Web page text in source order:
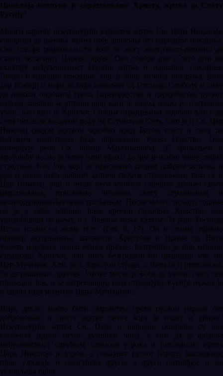
Николаја потпуно је сараспињање Христу, жртва за Свету
Русију“.
Многи одричу искупљујући карактер жртве Св. Цара Николаја,
говорећи да његова жртва није довољна без народног покајања.
Ово говоре рационалисти који не могу молитвено-духовно да
схвате величину Цареве жртве. Ово говоре још и зато што не
схватају међузависност Цареве жртве и народног покајања.
Лично и народно покајање, које је збир личних покајања, јесте
дар Божији и мора да буде измољен од Господа. Слободу и силу
да измоли опроштај греха цареиздајства и цареубиства руског
народа задобио је управо онај кога је народ издао и, посредно,
убио. Као што је Христос Својим страдањима задобио власт да
суди читавом људском роду на Страшном Суду, тако је и Св. Цар
Николај својом жртвом задобио пред Богом власт и силу да
његовим молитвама буде обновљено Руско Царство. Ово
потврђују речи Св. Јована Максимовича: „С трпљењем и
кротошћу носио је њему пали удео и до дна је испио чашу својих
страдања. Као Јов, који се прославио својим добрим делима, и
још и више него добрим делима својим страдањима, тако се и
Цар Николај, још и више него многим славним делима свога
царствовања, прославио читавом свету страдањима и
великодушним његовим трпљењем. После много хиљада година
он је у себи објавио Јова, древни праобраз Христов, сам
уподобивши се њему, и с Павлом може казати: 'Ја ране Господа
Исуса носим на моме телу' (Гал. 6, 17). Он је свима објавио
пример испуњавања заповести Христове и прима од Њега
уместо царскога венца венац правде. Безгрешан је био невини
страдалац Христос, али нису безгрешни ни праведни Јов, ни
Цар-Мученик. Али, ко с Христом страда, с Њим се и прославља.
За сагрешивше другове Јовове могао је Бога да умоли само сам
праведни Јов, и за сагрешившу, сада страдајућу Русију, нужна је
и силна сада молитва Цара-Мученика“.
Није, дакле, могло бити опроштаја греха руском народу без
добровољне и чисте жртве онога који је издат и убијен.
Искупљујућа жртва Св. Цара и народно покајање су два
елемента једног истог духовног чина, с тим да је њихова
међузависност одређена односом узрока и последице: жртва
Цара Николаја је узрок, а покајање руског народа последица;
прво узрокује и омогућава друго, а друго потврђује и не
условљава прво.